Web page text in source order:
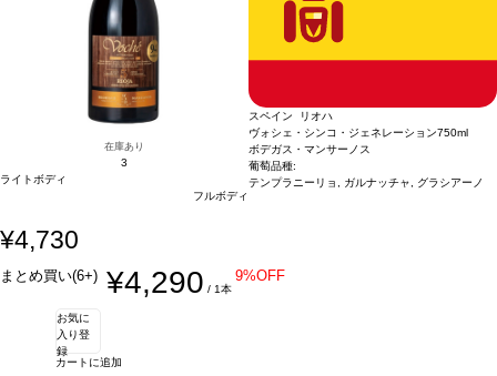
在庫あり
3
ライトボディ
フルボディ
スペイン リオハ
ヴォシェ・シンコ・ジェネレーション750ml
ボデガス・マンサーノス
葡萄品種:
テンプラニーリョ, ガルナッチャ, グラシアーノ
¥4,730
まとめ買い(6+) ¥4,290 / 1本
9%OFF
お気に
入り登
録
カートに追加